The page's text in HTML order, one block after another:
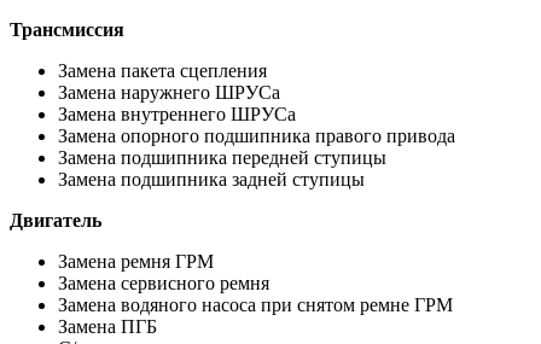
Трансмиссия
Замена пакета сцепления
Замена наружнего ШРУСа
Замена внутреннего ШРУСа
Замена опорного подшипника правого привода
Замена подшипника передней ступицы
Замена подшипника задней ступицы
Двигатель
Замена ремня ГРМ
Замена сервисного ремня
Замена водяного насоса при снятом ремне ГРМ
Замена ПГБ